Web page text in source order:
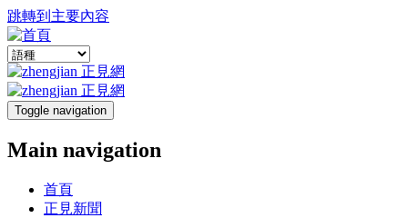
跳轉到主要內容
Toggle navigation
Main navigation
首頁
正見新聞